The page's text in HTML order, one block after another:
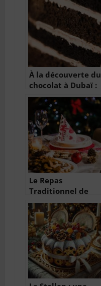
À la découverte du
chocolat à Dubaï :
luxe, créativité et
gourmandise
Le Repas
Traditionnel de
Noël : Un Festin de
Saveurs et de
Traditions